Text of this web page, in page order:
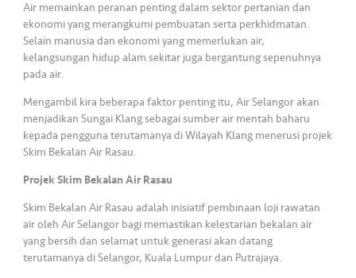
Air memainkan peranan penting dalam sektor pertanian dan
ekonomi yang merangkumi pembuatan serta perkhidmatan.
Selain manusia dan ekonomi yang memerlukan air,
kelangsungan hidup alam sekitar juga bergantung sepenuhnya
pada air.
Mengambil kira beberapa faktor penting itu, Air Selangor akan
menjadikan Sungai Klang sebagai sumber air mentah baharu
kepada pengguna terutamanya di Wilayah Klang menerusi projek
Skim Bekalan Air Rasau.
Projek Skim Bekalan Air Rasau
Skim Bekalan Air Rasau adalah inisiatif pembinaan loji rawatan
air oleh Air Selangor bagi memastikan kelestarian bekalan air
yang bersih dan selamat untuk generasi akan datang
terutamanya di Selangor, Kuala Lumpur dan Putrajaya.
k
a
n
N
ia
g
a
e
di
a